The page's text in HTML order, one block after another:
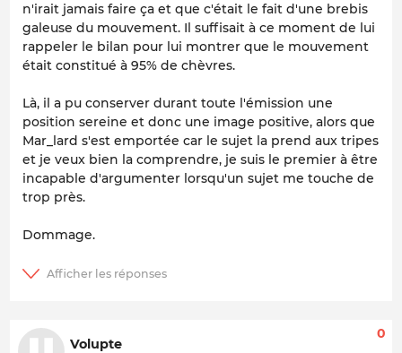
n'irait jamais faire ça et que c'était le fait d'une brebis
galeuse du mouvement. Il suffisait à ce moment de lui
rappeler le bilan pour lui montrer que le mouvement
était constitué à 95% de chèvres.
Là, il a pu conserver durant toute l'émission une
position sereine et donc une image positive, alors que
Mar_lard s'est emportée car le sujet la prend aux tripes
et je veux bien la comprendre, je suis le premier à être
incapable d'argumenter lorsqu'un sujet me touche de
trop près.
Dommage.
Volupte
0